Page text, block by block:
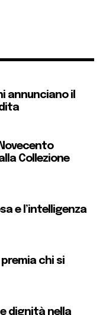
annunciano il
Collezione
e l’intelligenza
chi si
dignità nella